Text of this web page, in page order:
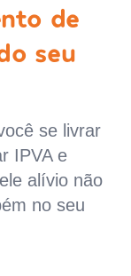
de
seu
se livrar
IPVA e
alívio não
no seu